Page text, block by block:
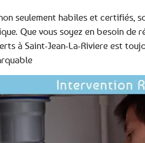
seulement habiles et certifiés,
Que vous soyez en besoin de
à Saint-Jean-La-Riviere est